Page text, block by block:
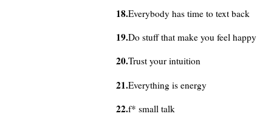
18.Everybody has time to text back
19.Do stuff that make you feel happy
20.Trust your intuition
21.Everything is energy
22.f* small talk